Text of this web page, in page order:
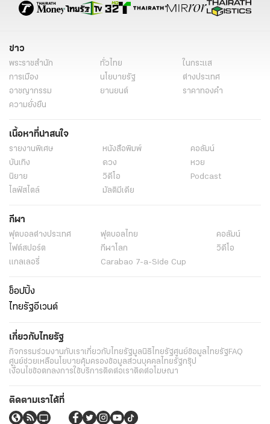
ข่าว
พระราชสำนัก ทั่วไทย
ในกระแส
การเมือง
นโยบายรัฐ
ต่างประเทศ
อาชญากรรม
ยานยนต์
ราคาทองคำ
ความยั่งยืน
เนื้อหาที่น่าสนใจ
รายงานพิเศษ หนังสือพิมพ์
คอลัมน์
บันเทิง
ดวง
หวย
นิยาย
วิดีโอ
Podcast
ไลฟ์สไตล์
มัลติมีเดีย
กีฬา
ฟุตบอลต่่างประเทศ ฟุตบอลไทย
คอลัมน์
ไฟต์สปอร์ต
กีฬาโลก
วิดีโอ
แกลเลอรี่
Carabao 7-a-Side Cup
ช็อปปิ้ง
ไทยรัฐอีเวนต์
เกี่ยวกับไทยรัฐ
กิจกรรมร่วมงานกับเราเกี่ยวกับไทยรัฐมูลนิธิไทยรัฐศูนย์ข้อมูลไทยรัฐ FAQ
ศูนย์ช่วยเหลือนโยบายคุ้มครองข้อมูลส่วนบุคคลไทยรัฐกรุ๊ป
เงื่อนไขข้อตกลงการใช้บริการติดต่อเราติดต่อโฆษณา
ติดตามเราได้ที่